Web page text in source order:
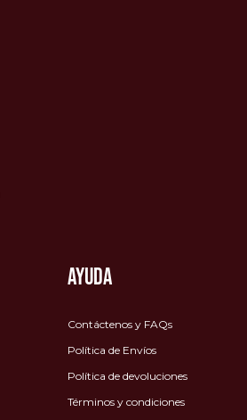
AYUDA
Contáctenos y FAQs
Política de Envíos
Política de devoluciones
Términos y condiciones